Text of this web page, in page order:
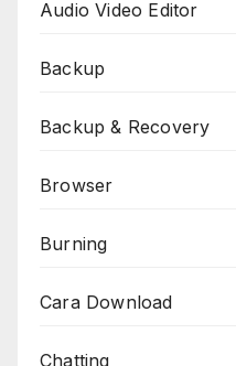
Audio Video Editor
Backup
Backup & Recovery
Browser
Burning
Cara Download
Chatting